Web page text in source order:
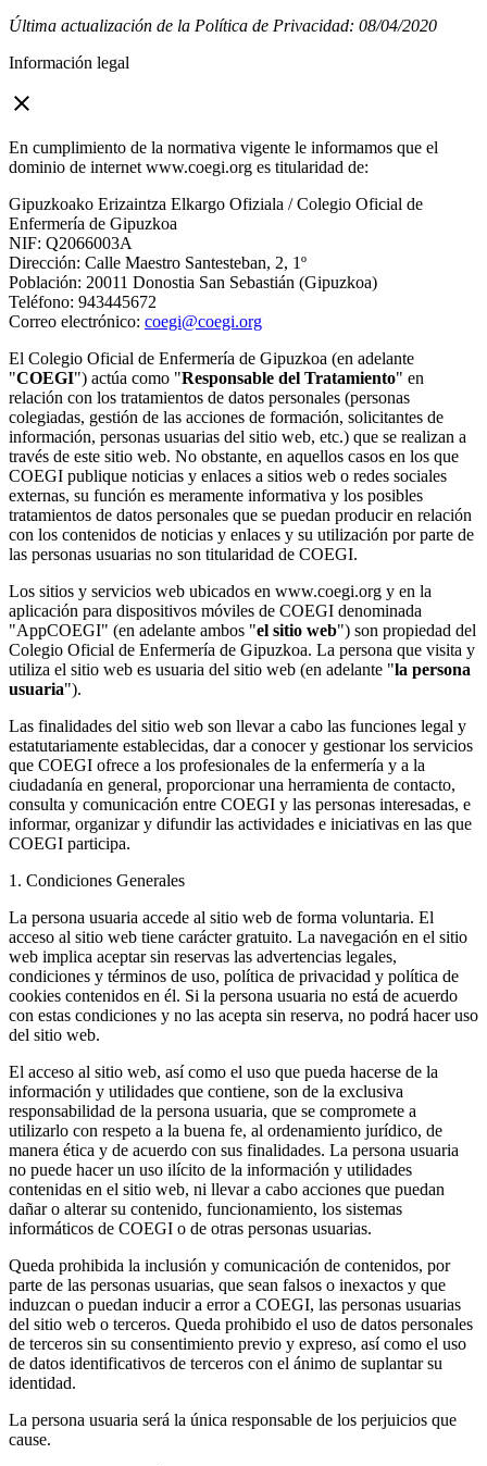
Última actualización de la Política de Privacidad: 08/04/2020
Información legal
close
En cumplimiento de la normativa vigente le informamos que el
dominio de internet www.coegi.org es titularidad de:
Gipuzkoako Erizaintza Elkargo Ofiziala / Colegio Oficial de
Enfermería de Gipuzkoa
NIF: Q2066003A
Dirección: Calle Maestro Santesteban, 2, 1º
Población: 20011 Donostia San Sebastián (Gipuzkoa)
Teléfono: 943445672
Correo electrónico: coegi@coegi.org
El Colegio Oficial de Enfermería de Gipuzkoa (en adelante
"COEGI") actúa como "Responsable del Tratamiento" en
relación con los tratamientos de datos personales (personas
colegiadas, gestión de las acciones de formación, solicitantes de
información, personas usuarias del sitio web, etc.) que se realizan a
través de este sitio web. No obstante, en aquellos casos en los que
COEGI publique noticias y enlaces a sitios web o redes sociales
externas, su función es meramente informativa y los posibles
tratamientos de datos personales que se puedan producir en relación
con los contenidos de noticias y enlaces y su utilización por parte de
las personas usuarias no son titularidad de COEGI.
Los sitios y servicios web ubicados en www.coegi.org y en la
aplicación para dispositivos móviles de COEGI denominada
"AppCOEGI" (en adelante ambos "el sitio web") son propiedad del
Colegio Oficial de Enfermería de Gipuzkoa. La persona que visita y
utiliza el sitio web es usuaria del sitio web (en adelante "la persona
usuaria").
Las finalidades del sitio web son llevar a cabo las funciones legal y
estatutariamente establecidas, dar a conocer y gestionar los servicios
que COEGI ofrece a los profesionales de la enfermería y a la
ciudadanía en general, proporcionar una herramienta de contacto,
consulta y comunicación entre COEGI y las personas interesadas, e
informar, organizar y difundir las actividades e iniciativas en las que
COEGI participa.
1. Condiciones Generales
La persona usuaria accede al sitio web de forma voluntaria. El
acceso al sitio web tiene carácter gratuito. La navegación en el sitio
web implica aceptar sin reservas las advertencias legales,
condiciones y términos de uso, política de privacidad y política de
cookies contenidos en él. Si la persona usuaria no está de acuerdo
con estas condiciones y no las acepta sin reserva, no podrá hacer uso
del sitio web.
El acceso al sitio web, así como el uso que pueda hacerse de la
información y utilidades que contiene, son de la exclusiva
responsabilidad de la persona usuaria, que se compromete a
utilizarlo con respeto a la buena fe, al ordenamiento jurídico, de
manera ética y de acuerdo con sus finalidades. La persona usuaria
no puede hacer un uso ilícito de la información y utilidades
contenidas en el sitio web, ni llevar a cabo acciones que puedan
dañar o alterar su contenido, funcionamiento, los sistemas
informáticos de COEGI o de otras personas usuarias.
Queda prohibida la inclusión y comunicación de contenidos, por
parte de las personas usuarias, que sean falsos o inexactos y que
induzcan o puedan inducir a error a COEGI, las personas usuarias
del sitio web o terceros. Queda prohibido el uso de datos personales
de terceros sin su consentimiento previo y expreso, así como el uso
de datos identificativos de terceros con el ánimo de suplantar su
identidad.
La persona usuaria será la única responsable de los perjuicios que
cause.